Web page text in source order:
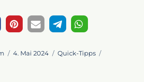
Veröffentlicht
4. Mai 2024 Kategorien
Quick-Tipps